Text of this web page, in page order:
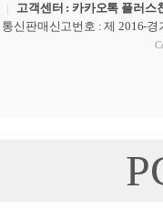
| 고객센터 : 카카오톡 플러스
통신판매신고번호 : 제 2016-